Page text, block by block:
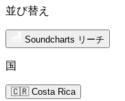
並び替え
Soundcharts リーチ
国
🇨🇷 Costa Rica